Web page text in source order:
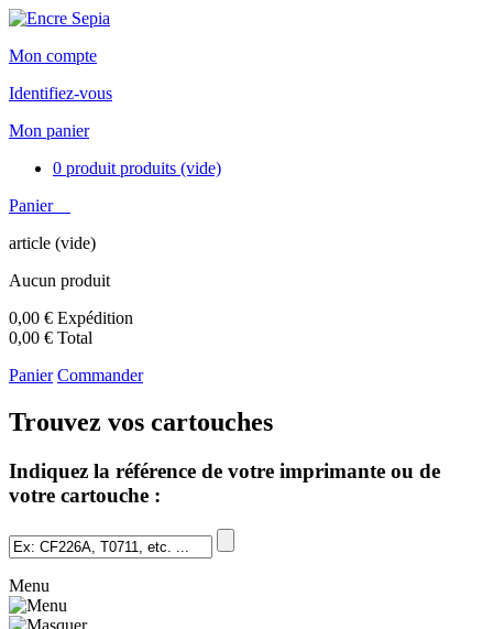
Mon compte
Identifiez-vous
Mon panier
0 produit produits (vide)
Panier
article (vide)
Aucun produit
0,00 € Expédition
0,00 € Total
Panier Commander
Trouvez vos cartouches
Indiquez la référence de votre imprimante ou de
votre cartouche :
Menu